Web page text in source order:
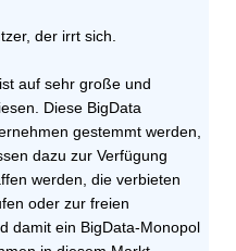
der irrt sich.
auf sehr große und
Diese BigData
gestemmt werden,
dazu zur Verfügung
werden, die verbieten
oder zur freien
damit ein BigData-Monopol